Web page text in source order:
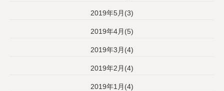
2019年5月(3)
2019年4月(5)
2019年3月(4)
2019年2月(4)
2019年1月(4)